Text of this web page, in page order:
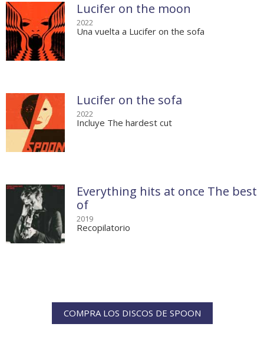
Lucifer on the moon
2022
Una vuelta a Lucifer on the sofa
Lucifer on the sofa
2022
Incluye The hardest cut
Everything hits at once The best
of
2019
Recopilatorio
COMPRA LOS DISCOS DE SPOON